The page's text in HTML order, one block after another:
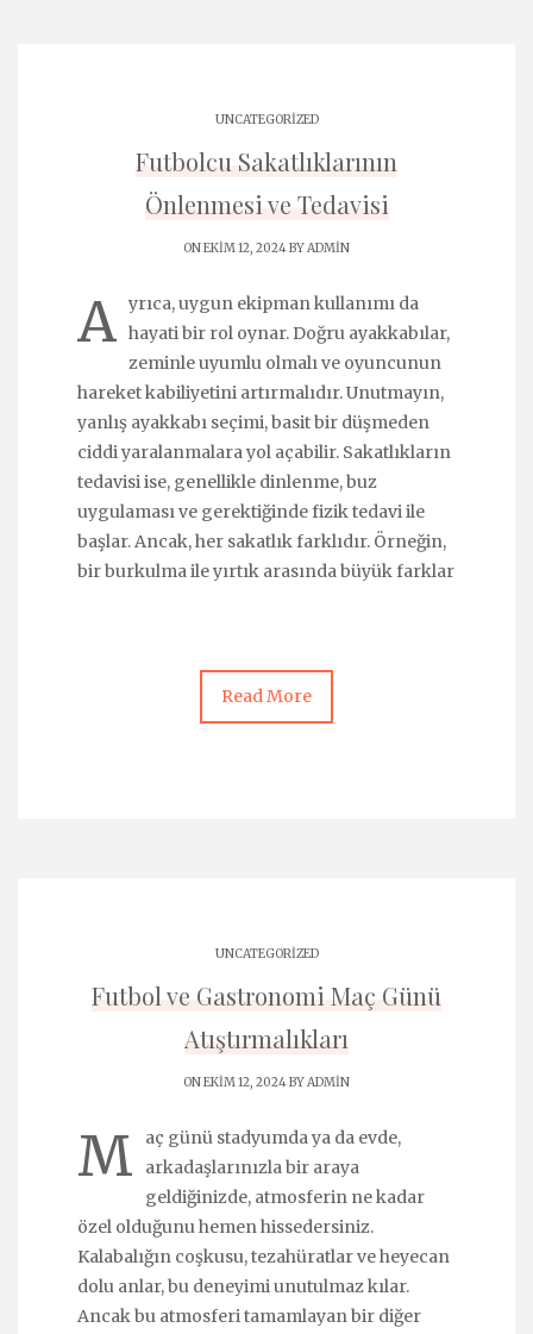
UNCATEGORIZED
Futbolcu Sakatlıklarının
Önlenmesi ve Tedavisi
ON EKIM 12, 2024 BYADMIN
A yrıca, uygun ekipman kullanımı da
hayati bir rol oynar. Doğru ayakkabılar,
zeminle uyumlu olmalı ve oyuncunun
hareket kabiliyetini artırmalıdır. Unutmayın,
yanlış ayakkabı seçimi, basit bir düşmeden
ciddi yaralanmalara yol açabilir. Sakatlıkların
tedavisi ise, genellikle dinlenme, buz
uygulaması ve gerektiğinde fizik tedavi ile
başlar. Ancak, her sakatlık farklıdır. Örneğin,
bir burkulma ile yırtık arasında büyük farklar
Read More
UNCATEGORIZED
Futbol ve Gastronomi Maç Günü
Atıştırmalıkları
ON EKIM 12, 2024 BYADMIN
M
aç günü stadyumda ya da evde,
arkadaşlarınızla bir araya
geldiğinizde, atmosferin ne kadar
özel olduğunu hemen hissedersiniz.
Kalabalığın coşkusu, tezahüratlar ve heyecan
dolu anlar, bu deneyimi unutulmaz kılar.
Ancak bu atmosferi tamamlayan bir diğer